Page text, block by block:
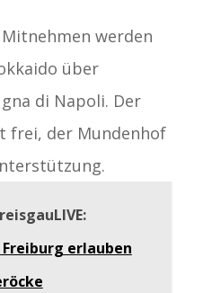
werden
über
di Napoli. Der
frei, der Mundenhof
erlauben